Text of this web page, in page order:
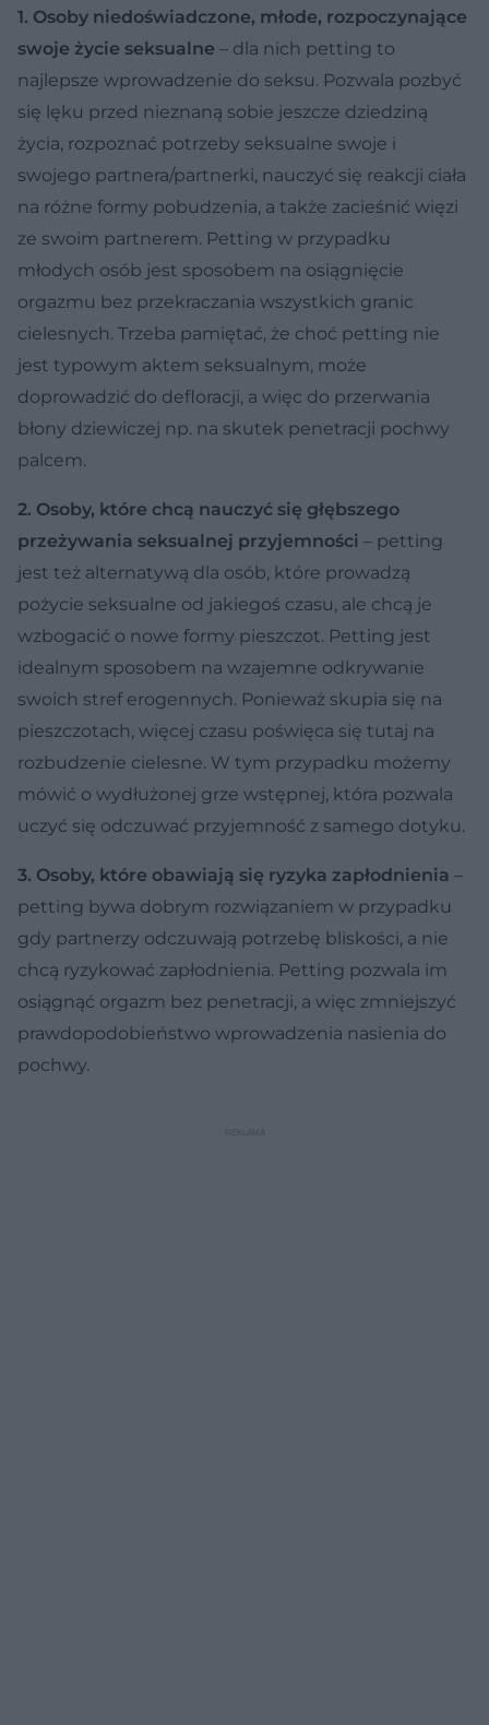
1. Osoby niedoświadczone, młode, rozpoczynające
swoje życie seksualne – dla nich petting to
najlepsze wprowadzenie do seksu. Pozwala pozbyć
się lęku przed nieznaną sobie jeszcze dziedziną
życia, rozpoznać potrzeby seksualne swoje i
swojego partnera/partnerki, nauczyć się reakcji ciała
na różne formy pobudzenia, a także zacieśnić więzi
ze swoim partnerem. Petting w przypadku
młodych osób jest sposobem na osiągnięcie
orgazmu bez przekraczania wszystkich granic
cielesnych. Trzeba pamiętać, że choć petting nie
jest typowym aktem seksualnym, może
doprowadzić do defloracji, a więc do przerwania
błony dziewiczej np. na skutek penetracji pochwy
palcem.
2. Osoby, które chcą nauczyć się głębszego
przeżywania seksualnej przyjemności – petting
jest też alternatywą dla osób, które prowadzą
pożycie seksualne od jakiegoś czasu, ale chcą je
wzbogacić o nowe formy pieszczot. Petting jest
idealnym sposobem na wzajemne odkrywanie
swoich stref erogennych. Ponieważ skupia się na
pieszczotach, więcej czasu poświęca się tutaj na
rozbudzenie cielesne. W tym przypadku możemy
mówić o wydłużonej grze wstępnej, która pozwala
uczyć się odczuwać przyjemność z samego dotyku.
3. Osoby, które obawiają się ryzyka zapłodnienia –
petting bywa dobrym rozwiązaniem w przypadku
gdy partnerzy odczuwają potrzebę bliskości, a nie
chcą ryzykować zapłodnienia. Petting pozwala im
osiągnąć orgazm bez penetracji, a więc zmniejszyć
prawdopodobieństwo wprowadzenia nasienia do
pochwy.